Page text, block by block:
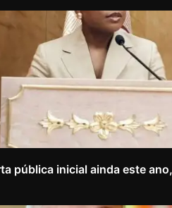
pública inicial ainda este